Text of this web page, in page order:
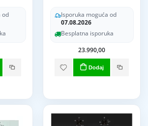
od
Isporuka moguća od
07.08.2026
Besplatna isporuka
23.990,00
Dodaj